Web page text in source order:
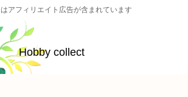
アフィリエイト広告が含まれています
Hobby collect